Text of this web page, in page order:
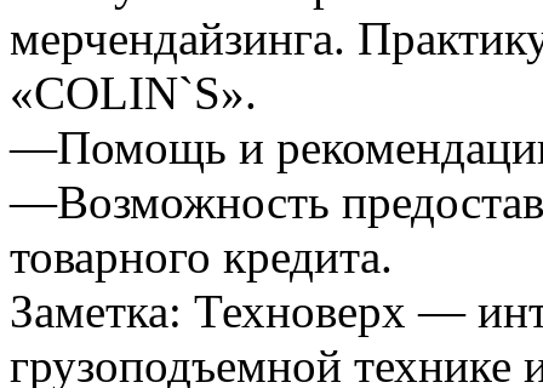
мерчендайзинга.
«COLIN`S».
—Помощь и рекомендации
—Возможность
товарного кредита.
Заметка: Техноверх —
грузоподъемной технике